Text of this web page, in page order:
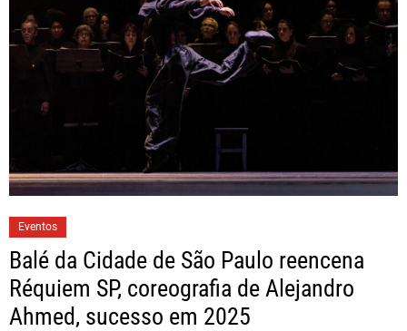
Eventos
Balé da Cidade de São Paulo reencena
Réquiem SP, coreografia de Alejandro
Ahmed, sucesso em 2025